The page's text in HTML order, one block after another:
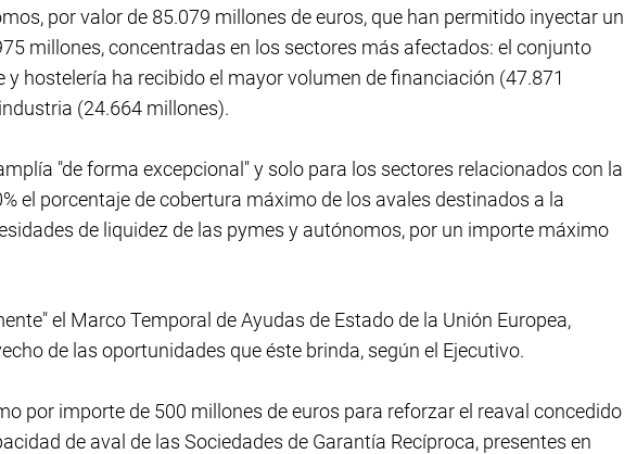
por valor de 85.079 millones de euros, que han permitido inyectar un
millones, concentradas en los sectores más afectados: el conjunto
hostelería ha recibido el mayor volumen de financiación (47.871
(24.664 millones).
"de forma excepcional" y solo para los sectores relacionados con la
el porcentaje de cobertura máximo de los avales destinados a la
de liquidez de las pymes y autónomos, por un importe máximo
el Marco Temporal de Ayudas de Estado de la Unión Europea,
de las oportunidades que éste brinda, según el Ejecutivo.
por importe de 500 millones de euros para reforzar el reaval concedido
de aval de las Sociedades de Garantía Recíproca, presentes en